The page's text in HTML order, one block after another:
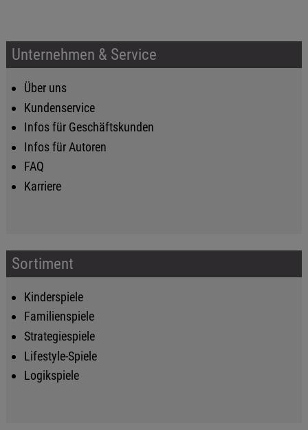
Unternehmen & Service
Über uns
Kundenservice
Infos für Geschäftskunden
Infos für Autoren
FAQ
Karriere
Sortiment
Kinderspiele
Familienspiele
Strategiespiele
Lifestyle-Spiele
Logikspiele